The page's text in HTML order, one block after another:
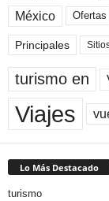
México Ofertas
Principales
turismo en
Viajes
Lo Más Destacado
turismo